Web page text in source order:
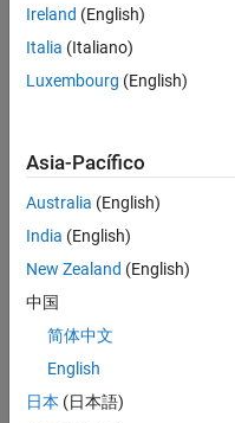
empleos.
Busque
por
ubicación
todos
empleos
en su
zona.
Oil & Gas Industry
US-TX-Plano
Ireland (English)
Italia (Italiano)
Luxembourg (English)
Asia-Pacífico
Australia (English)
India (English)
New Zealand (English)
中国
简体中文
English
日本 (日本語)